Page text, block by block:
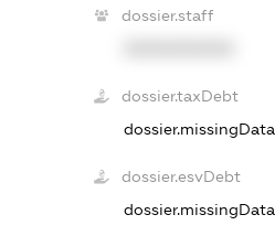
dossier.staff
dossier.taxDebt
dossier.missingData
dossier.esvDebt
dossier.missingData